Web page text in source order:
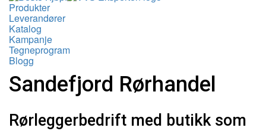
Produkter
Leverandører
Katalog
Kampanje
Tegneprogram
Blogg
Sandefjord Rørhandel
Rørleggerbedrift med butikk som